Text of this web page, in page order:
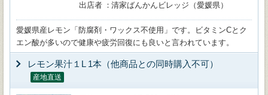
出店者
清家ばんかんビレッジ（愛媛県）
愛媛県産レモン「防腐剤・ワックス不使用」です。ビタミンCとク
エン酸が多いので健康や疲労回復にも良いと言われています。
レモン果汁１L 1本（他商品との同時購入不可）
産地直送